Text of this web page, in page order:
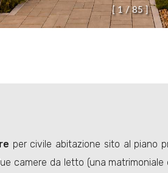
[ 1 / 85 ]
per civile abitazione sito al piano
camere da letto (una